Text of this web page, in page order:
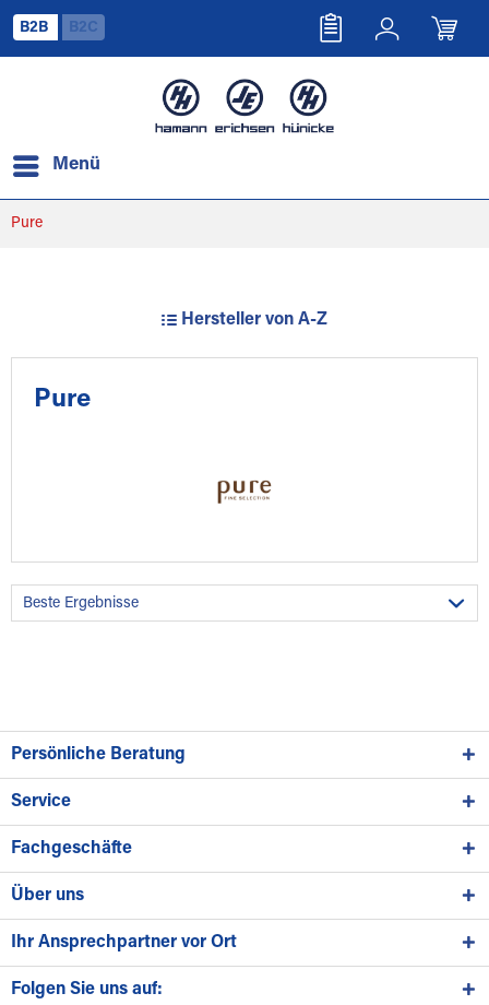
B2B B2C
Menü
Pure
Hersteller von A-Z
Pure
Persönliche Beratung
Service
Fachgeschäfte
Über uns
Ihr Ansprechpartner vor Ort
Folgen Sie uns auf: